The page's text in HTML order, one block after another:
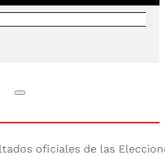
oficiales de las